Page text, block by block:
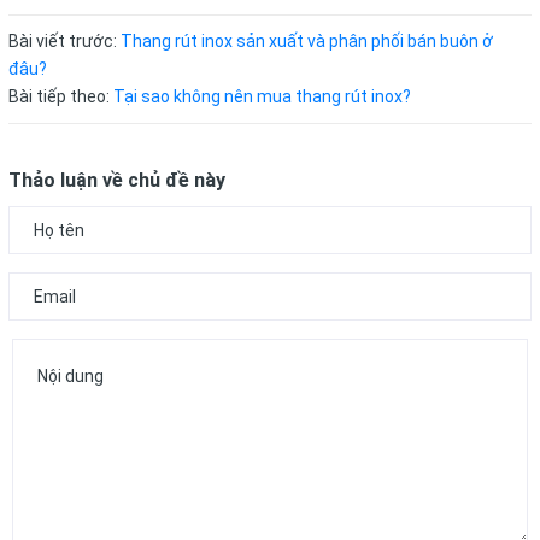
Bài viết trước: Thang rút inox sản xuất và phân phối bán buôn ở
đâu?
Bài tiếp theo: Tại sao không nên mua thang rút inox?
Thảo luận về chủ đề này